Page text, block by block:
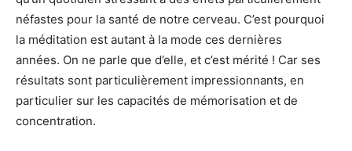
néfastes pour la santé de notre cerveau. C’est pourquoi
la méditation est autant à la mode ces dernières
années. On ne parle que d’elle, et c’est mérité ! Car ses
résultats sont particulièrement impressionnants, en
particulier sur les capacités de mémorisation et de
concentration.